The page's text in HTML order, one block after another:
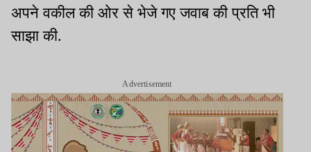
अपने वकील की ओर से भेजे गए जवाब की प्रति भी
साझा की.
Advertisement